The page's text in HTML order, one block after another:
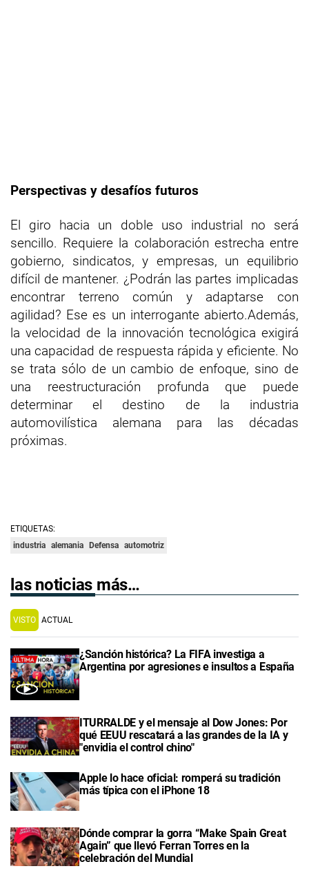
Perspectivas y desafíos futuros
El giro hacia un doble uso industrial no será
sencillo. Requiere la colaboración estrecha entre
gobierno, sindicatos, y empresas, un equilibrio
difícil de mantener. ¿Podrán las partes implicadas
encontrar terreno común y adaptarse con
agilidad? Ese es un interrogante abierto.Además,
la velocidad de la innovación tecnológica exigirá
una capacidad de respuesta rápida y eficiente. No
se trata sólo de un cambio de enfoque, sino de
una reestructuración profunda que puede
determinar el destino de la industria
automovilística alemana para las décadas
próximas.
ETIQUETAS:
industria alemania Defensa automotriz
las noticias más…
VISTO ACTUAL
¿Sanción histórica? La FIFA investiga a
Argentina por agresiones e insultos a España
ITURRALDE y el mensaje al Dow Jones: Por
qué EEUU rescatará a las grandes de la IA y
"envidia el control chino"
Apple lo hace oficial: romperá su tradición
más típica con el iPhone 18
Dónde comprar la gorra “Make Spain Great
Again” que llevó Ferran Torres en la
celebración del Mundial